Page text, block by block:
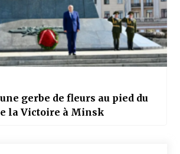
gerbe de fleurs au pied du
la Victoire à Minsk